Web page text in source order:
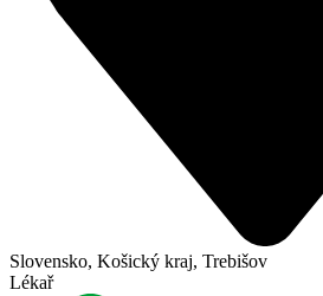
Slovensko, Košický kraj, Trebišov
Lékař